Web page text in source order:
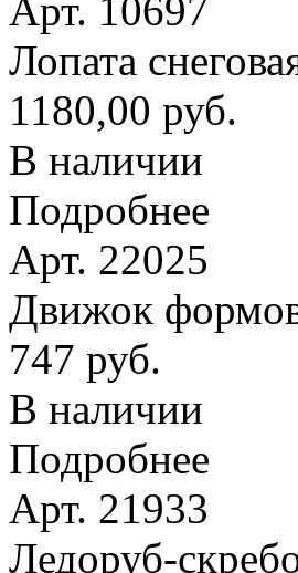
Арт. 10697
Лопата
1180,00 руб.
В наличии
Подробнее
Арт. 22025
Движок
747 руб.
В наличии
Подробнее
Арт. 21933
Ледоруб-